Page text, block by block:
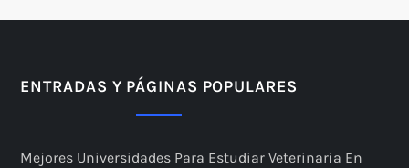
ENTRADAS Y PÁGINAS POPULARES
Mejores Universidades Para Estudiar Veterinaria En